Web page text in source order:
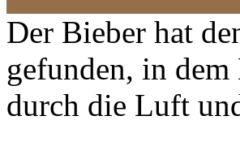
Der Bieber hat
gefunden, in
durch die Luft